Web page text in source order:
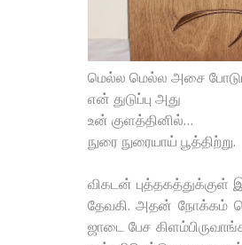
மெல்ல மெல்ல அசை
என் துடுப்பு அது
உன் குளத்தினில்…
நுரை நுரையாய் பூத்திற்று.
விகடன் புத்தகத்துக்குள்
தேவகி. அதன் நோக்கம்
ஜாடை பேச